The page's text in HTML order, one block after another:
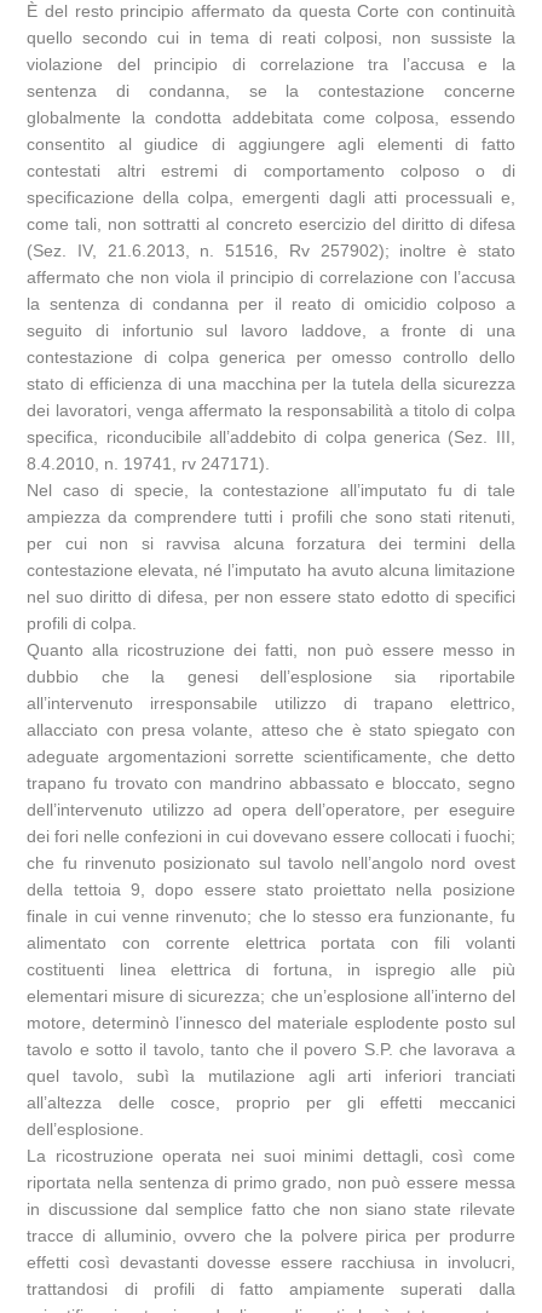
È del resto principio affermato da questa Corte con continuità
quello secondo cui in tema di reati colposi, non sussiste la
violazione del principio di correlazione tra l’accusa e la
sentenza di condanna, se la contestazione concerne
globalmente la condotta addebitata come colposa, essendo
consentito al giudice di aggiungere agli elementi di fatto
contestati altri estremi di comportamento colposo o di
specificazione della colpa, emergenti dagli atti processuali e,
come tali, non sottratti al concreto esercizio del diritto di difesa
(Sez. IV, 21.6.2013, n. 51516, Rv 257902); inoltre è stato
affermato che non viola il principio di correlazione con l’accusa
la sentenza di condanna per il reato di omicidio colposo a
seguito di infortunio sul lavoro laddove, a fronte di una
contestazione di colpa generica per omesso controllo dello
stato di efficienza di una macchina per la tutela della sicurezza
dei lavoratori, venga affermato la responsabilità a titolo di colpa
specifica, riconducibile all’addebito di colpa generica (Sez. III,
8.4.2010, n. 19741, rv 247171).
Nel caso di specie, la contestazione all’imputato fu di tale
ampiezza da comprendere tutti i profili che sono stati ritenuti,
per cui non si ravvisa alcuna forzatura dei termini della
contestazione elevata, né l’imputato ha avuto alcuna limitazione
nel suo diritto di difesa, per non essere stato edotto di specifici
profili di colpa.
Quanto alla ricostruzione dei fatti, non può essere messo in
dubbio che la genesi dell’esplosione sia riportabile
all’intervenuto irresponsabile utilizzo di trapano elettrico,
allacciato con presa volante, atteso che è stato spiegato con
adeguate argomentazioni sorrette scientificamente, che detto
trapano fu trovato con mandrino abbassato e bloccato, segno
dell’intervenuto utilizzo ad opera dell’operatore, per eseguire
dei fori nelle confezioni in cui dovevano essere collocati i fuochi;
che fu rinvenuto posizionato sul tavolo nell’angolo nord ovest
della tettoia 9, dopo essere stato proiettato nella posizione
finale in cui venne rinvenuto; che lo stesso era funzionante, fu
alimentato con corrente elettrica portata con fili volanti
costituenti linea elettrica di fortuna, in ispregio alle più
elementari misure di sicurezza; che un’esplosione all’interno del
motore, determinò l’innesco del materiale esplodente posto sul
tavolo e sotto il tavolo, tanto che il povero S.P. che lavorava a
quel tavolo, subì la mutilazione agli arti inferiori tranciati
all’altezza delle cosce, proprio per gli effetti meccanici
dell’esplosione.
La ricostruzione operata nei suoi minimi dettagli, così come
riportata nella sentenza di primo grado, non può essere messa
in discussione dal semplice fatto che non siano state rilevate
tracce di alluminio, ovvero che la polvere pirica per produrre
effetti così devastanti dovesse essere racchiusa in involucri,
trattandosi di profili di fatto ampiamente superati dalla